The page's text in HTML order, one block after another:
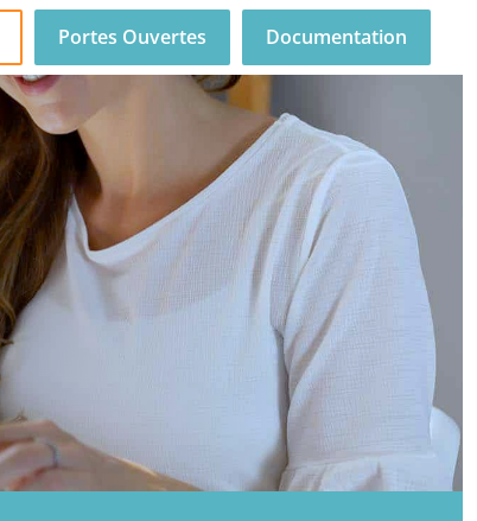
Portes Ouvertes Documentation